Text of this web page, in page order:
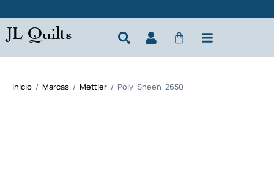
JL Quilts
Inicio / Marcas / Mettler / Poly Sheen 2650